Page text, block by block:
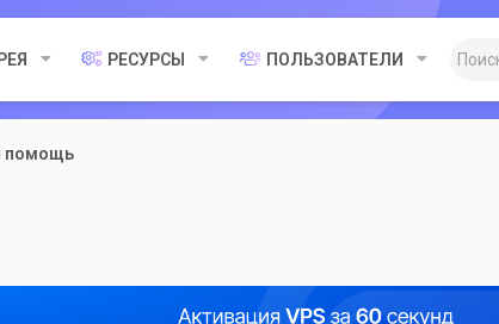
РЕСУРСЫ ПОЛЬЗОВАТЕЛИ
помощь